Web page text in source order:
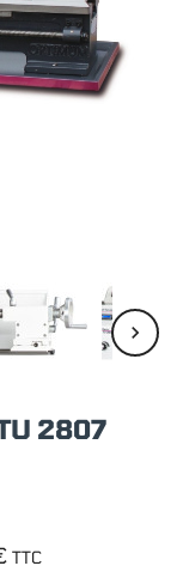

2807
TTC